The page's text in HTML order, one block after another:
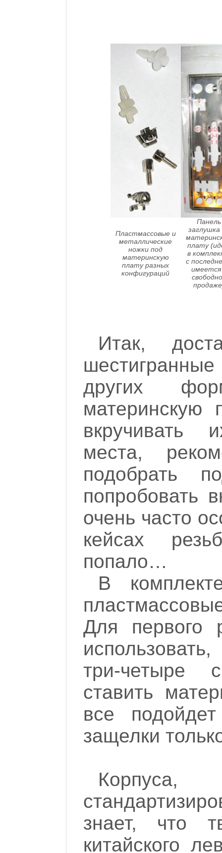
Пластмассовые и
металлические
ножки под
материнскую
плату разных
конфигураций
Панель
заглушка
плату
в
с
имеется
Итак,
других
материнскую
вкручивать
места,
подобрать
попробовать
очень часто
кейсах
попало…
В
Для первого
три-четыре
ставить
все
защелки
знает, что
китайского